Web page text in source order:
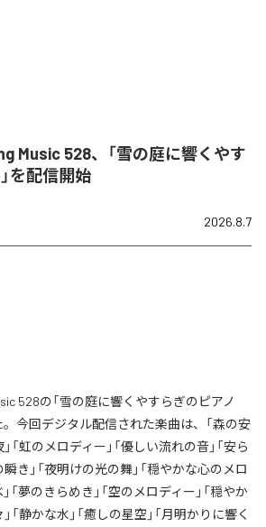
Music 528、「雪の庭に響くやす
を配信開始
2026.8.7
528の「雪の庭に響くやすらぎのピアノ
。今回デジタル配信された楽曲は、「森の安
「虹のメロディー」「優しい流れの音」「安ら
き」「夜明けの光の舞」「穏やかな心のメロ
「夢のきらめき」「空のメロディー」「穏やか
「静かな水」「癒しの星空」「月明かりに響く